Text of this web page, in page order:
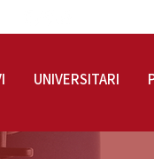
UNIVERSITARI